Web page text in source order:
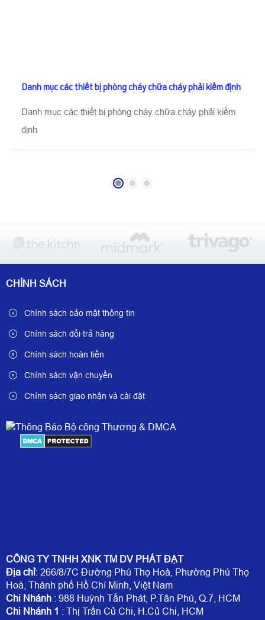
Danh mục các thiết bị phòng cháy chữa cháy phải kiểm định
Danh mục các thiết bị phòng cháy chữa cháy phải kiểm
định
CÔNG TY TNHH XNK TM DV PHÁT ĐẠT
Địa chỉ: 266/8/7C Đường Phú Thọ Hoà, Phường Phú Thọ
Hoà, Thành phố Hồ Chí Minh, Việt Nam
Chi Nhánh : 988 Huỳnh Tấn Phát, P.Tân Phú, Q.7, HCM
Chi Nhánh 1 : Thị Trấn Củ Chi, H.Củ Chi, HCM
CHÍNH SÁCH
Chính sách bảo mật thông tin
Chính sách đổi trả hàng
Chính sách hoàn tiền
Chính sách vận chuyển
Chính sách giao nhận và cài đặt